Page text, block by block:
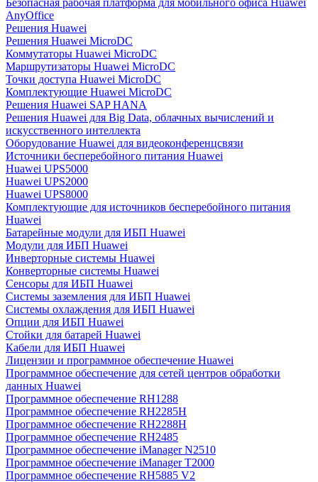
Безопасная рабочая платформа для мобильного офиса Huawei
AnyOffice
Решения Huawei
Решения Huawei MicroDC
Коммутаторы Huawei MicroDC
Маршрутизаторы Huawei MicroDC
Точки доступа Huawei MicroDC
Комплектующие Huawei MicroDC
Решения Huawei SAP HANA
Решения Huawei для Big Data, облачных вычислений и
искусственного интеллекта
Оборудование Huawei для видеоконференцсвязи
Источники бесперебойного питания Huawei
Huawei UPS5000
Huawei UPS2000
Huawei UPS8000
Комплектующие для источников бесперебойного питания
Huawei
Батарейные модули для ИБП Huawei
Модули для ИБП Huawei
Инверторные системы Huawei
Конверторные системы Huawei
Сенсоры для ИБП Huawei
Системы заземления для ИБП Huawei
Системы охлаждения для ИБП Huawei
Опции для ИБП Huawei
Стойки для батарей Huawei
Кабели для ИБП Huawei
Лицензии и программное обеспечение Huawei
Программное обеспечение для сетей центров обработки
данных Huawei
Программное обеспечение RH1288
Программное обеспечение RH2285H
Программное обеспечение RH2288H
Программное обеспечение RH2485
Программное обеспечение iManager N2510
Программное обеспечение iManager T2000
Программное обеспечение RH5885 V2